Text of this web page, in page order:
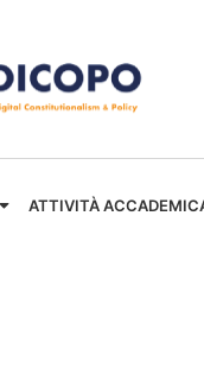
ATTIVITÀ